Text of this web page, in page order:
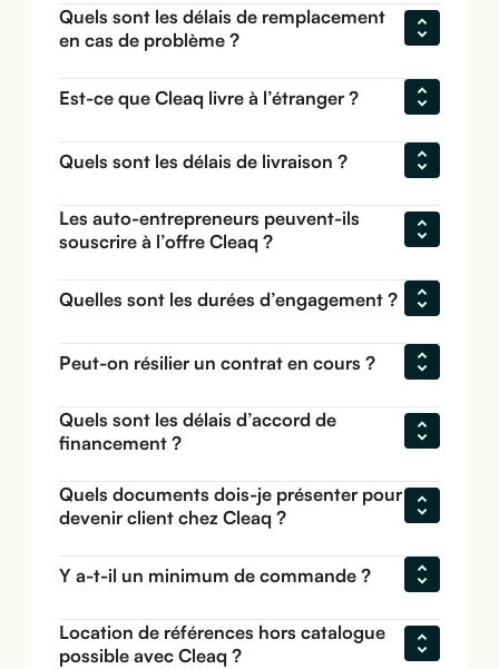
Quels sont les délais de remplacement
en cas de problème ?
Est-ce que Cleaq livre à l’étranger ?
Quels sont les délais de livraison ?
Les auto-entrepreneurs peuvent-ils
souscrire à l’offre Cleaq ?
Quelles sont les durées d’engagement ?
Peut-on résilier un contrat en cours ?
Quels sont les délais d’accord de
financement ?
Quels documents dois-je présenter pour
devenir client chez Cleaq ?
Y a-t-il un minimum de commande ?
Location de références hors catalogue
possible avec Cleaq ?